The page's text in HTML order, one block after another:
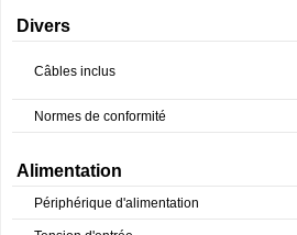
Divers
Câbles inclus
Normes de conformité
Alimentation
Périphérique d'alimentation